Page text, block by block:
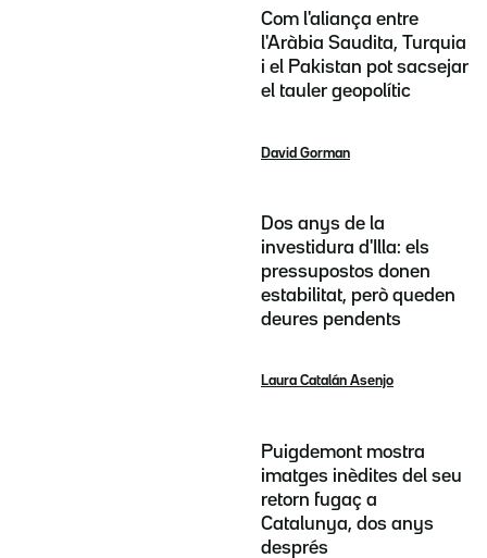
Com l'aliança entre
l'Aràbia Saudita, Turquia
i el Pakistan pot sacsejar
el tauler geopolític
David Gorman
Dos anys de la
investidura d'Illa: els
pressupostos donen
estabilitat, però queden
deures pendents
Laura Catalán Asenjo
Puigdemont mostra
imatges inèdites del seu
retorn fugaç a
Catalunya, dos anys
després